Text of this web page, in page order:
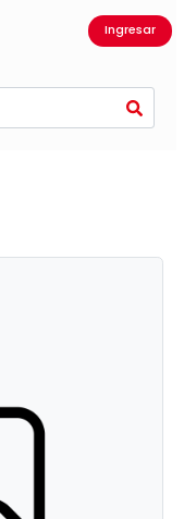
Ingresar